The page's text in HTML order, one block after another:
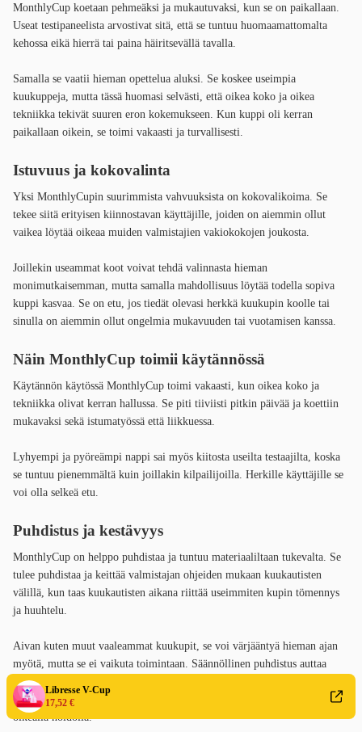
Libresse V-Cup
17,52 €
MonthlyCup koetaan pehmeäksi ja mukautuvaksi, kun se on paikallaan.
Useat testipaneelista arvostivat sitä, että se tuntuu huomaamattomalta
kehossa eikä hierrä tai paina häiritsevällä tavalla.
Samalla se vaatii hieman opettelua aluksi. Se koskee useimpia
kuukuppeja, mutta tässä huomasi selvästi, että oikea koko ja oikea
tekniikka tekivät suuren eron kokemukseen. Kun kuppi oli kerran
paikallaan oikein, se toimi vakaasti ja turvallisesti.
Istuvuus ja kokovalinta
Yksi MonthlyCupin suurimmista vahvuuksista on kokovalikoima. Se
tekee siitä erityisen kiinnostavan käyttäjille, joiden on aiemmin ollut
vaikea löytää oikeaa muiden valmistajien vakiokokojen joukosta.
Joillekin useammat koot voivat tehdä valinnasta hieman
monimutkaisemman, mutta samalla mahdollisuus löytää todella sopiva
kuppi kasvaa. Se on etu, jos tiedät olevasi herkkä kuukupin koolle tai
sinulla on aiemmin ollut ongelmia mukavuuden tai vuotamisen kanssa.
Näin MonthlyCup toimii käytännössä
Käytännön käytössä MonthlyCup toimi vakaasti, kun oikea koko ja
tekniikka olivat kerran hallussa. Se piti tiiviisti pitkin päivää ja koettiin
mukavaksi sekä istumatyössä että liikkuessa.
Lyhyempi ja pyöreämpi nappi sai myös kiitosta useilta testaajilta, koska
se tuntuu pienemmältä kuin joillakin kilpailijoilla. Herkille käyttäjille se
voi olla selkeä etu.
Puhdistus ja kestävyys
MonthlyCup on helppo puhdistaa ja tuntuu materiaaliltaan tukevalta. Se
tulee puhdistaa ja keittää valmistajan ohjeiden mukaan kuukautisten
välillä, kun taas kuukautisten aikana riittää useimmiten kupin tömennys
ja huuhtelu.
Aivan kuten muut vaaleammat kuukupit, se voi värjääntyä hieman ajan
myötä, mutta se ei vaikuta toimintaan. Säännöllinen puhdistus auttaa
pitämään kupin raikkaana pidempään. MonthlyCupin kaltainen
ruotsalaisvalmisteinen kuukuppi on tehty kestämään useita vuosia
oikealla hoidolla.